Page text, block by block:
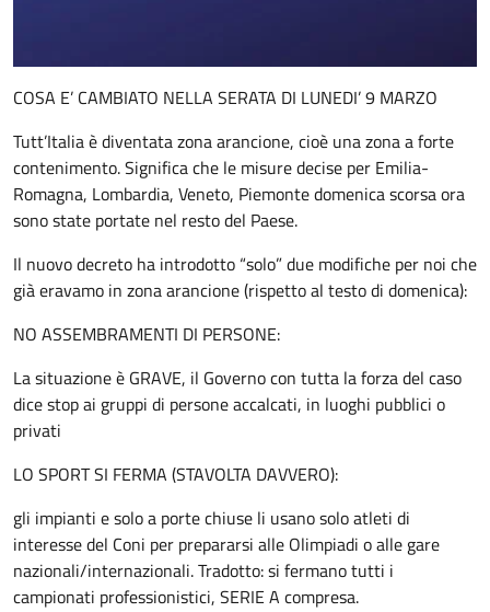
COSA E’ CAMBIATO NELLA SERATA DI LUNEDI’ 9 MARZO
Tutt’Italia è diventata zona arancione, cioè una zona a forte
contenimento. Significa che le misure decise per Emilia-
Romagna, Lombardia, Veneto, Piemonte domenica scorsa ora
sono state portate nel resto del Paese.
Il nuovo decreto ha introdotto “solo” due modifiche per noi che
già eravamo in zona arancione (rispetto al testo di domenica):
NO ASSEMBRAMENTI DI PERSONE:
La situazione è GRAVE, il Governo con tutta la forza del caso
dice stop ai gruppi di persone accalcati, in luoghi pubblici o
privati
LO SPORT SI FERMA (STAVOLTA DAVVERO):
gli impianti e solo a porte chiuse li usano solo atleti di
interesse del Coni per prepararsi alle Olimpiadi o alle gare
nazionali/internazionali. Tradotto: si fermano tutti i
campionati professionistici, SERIE A compresa.